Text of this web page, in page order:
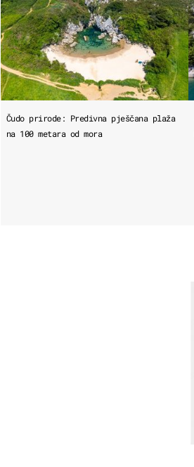
Čudo prirode: Predivna pješčana plaža
na 100 metara od mora